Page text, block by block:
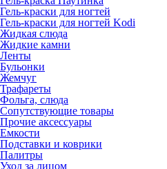
Гель-краски для ногтей
Гель-краски для ногтей Kodi
Жидкая слюда
Жидкие камни
Ленты
Бульонки
Жемчуг
Трафареты
Фольга, слюда
Сопутствующие товары
Прочие аксессуары
Емкости
Подставки и коврики
Палитры
Уход за лицом